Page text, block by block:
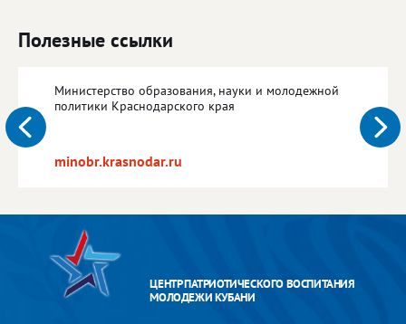
Полезные ссылки
Министерство образования, науки и молодежной
политики Краснодарского края
minobr.krasnodar.ru
ЦЕНТР ПАТРИОТИЧЕСКОГО ВОСПИТАНИЯ
МОЛОДЕЖИ КУБАНИ